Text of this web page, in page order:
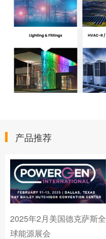
产品推荐
2025年2月美国德克萨斯全
球能源展会